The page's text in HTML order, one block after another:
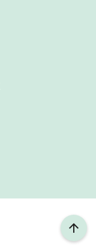
arrow_upward